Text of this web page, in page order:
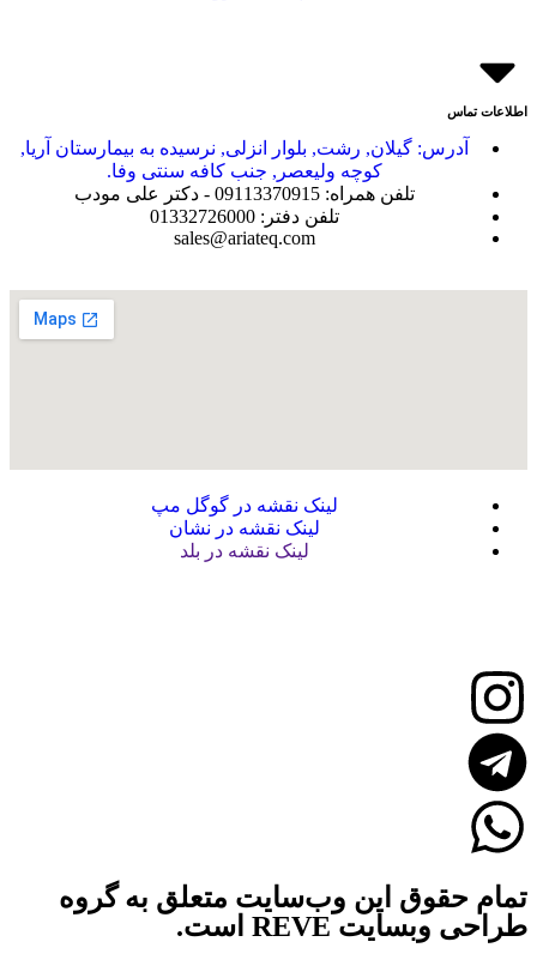
اطلاعات تماس
آدرس: گیلان, رشت, بلوار انزلی, نرسیده به بیمارستان آریا,
کوچه ولیعصر, جنب کافه سنتی وفا.
تلفن همراه: 09113370915 - دکتر علی مودب
تلفن دفتر: 01332726000
sales@ariateq.com
لینک نقشه در گوگل مپ
لینک نقشه در نشان
لینک نقشه در بلد
تمام حقوق این وب‌سایت متعلق به گروه
طراحی وبسایت REVE است.